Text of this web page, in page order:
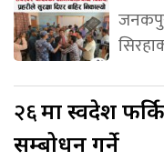
२६मा स्वदेश
सम्बोधन गर्ने